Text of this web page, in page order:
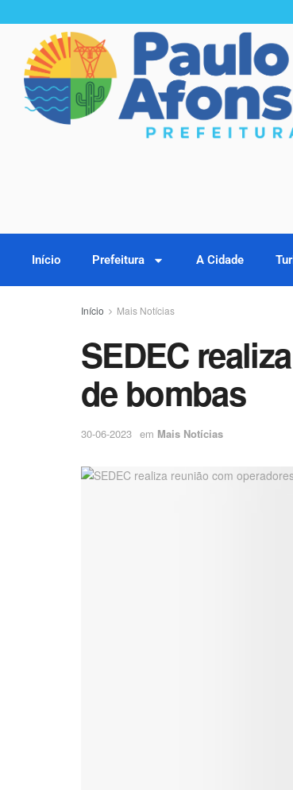
Início Prefeitura A Cidade
Início Mais Notícias
SEDEC
de bombas
30-06-2023 em Mais Notícias